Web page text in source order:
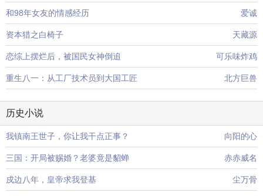
和98年女友的情感经历 爱诚
资本猎之白椅子 天藏源
恋综上摆烂后，被国民女神倒追 可乐味炸鸡
重生八一：从工厂技术员到大国工匠 北方巨兽
历史小说
我镇南王世子，你让我干点正事？ 向阳的心
三国：开局被赐婚？老婆竟是貂蝉 赤赤威名
戍边八年，皇帝求我登基 尘万骨